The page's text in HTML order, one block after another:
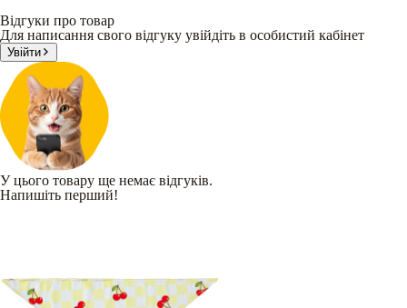
Відгуки про товар
Для написання свого відгуку увійдіть в особистий кабінет
Увійти
У цього товару ще немає відгуків.
Напишіть перший!